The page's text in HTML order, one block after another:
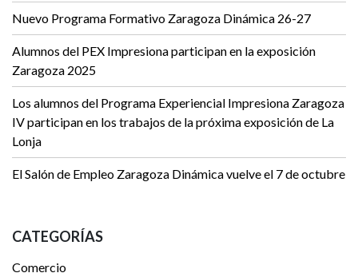
Nuevo Programa Formativo Zaragoza Dinámica 26-27
Alumnos del PEX Impresiona participan en la exposición
Zaragoza 2025
Los alumnos del Programa Experiencial Impresiona Zaragoza
IV participan en los trabajos de la próxima exposición de La
Lonja
El Salón de Empleo Zaragoza Dinámica vuelve el 7 de octubre
CATEGORÍAS
Comercio